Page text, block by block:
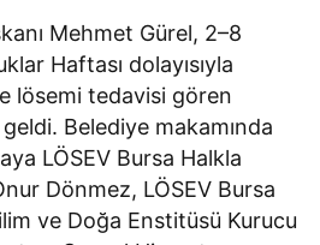
Mehmet Gürel, 2–8
Haftası dolayısıyla
lösemi tedavisi gören
Belediye makamında
LÖSEV Bursa Halkla
Dönmez, LÖSEV Bursa
ve Doğa Enstitüsü Kurucu